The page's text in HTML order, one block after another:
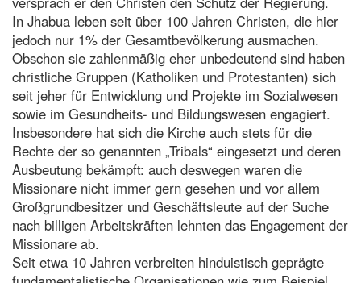
In Jhabua leben seit über 100 Jahren Christen, die hier
jedoch nur 1% der Gesamtbevölkerung ausmachen.
Obschon sie zahlenmäßig eher unbedeutend sind haben
christliche Gruppen (Katholiken und Protestanten) sich
seit jeher für Entwicklung und Projekte im Sozialwesen
sowie im Gesundheits- und Bildungswesen engagiert.
Insbesondere hat sich die Kirche auch stets für die
Rechte der so genannten „Tribals“ eingesetzt und deren
Ausbeutung bekämpft: auch deswegen waren die
Missionare nicht immer gern gesehen und vor allem
Großgrundbesitzer und Geschäftsleute auf der Suche
nach billigen Arbeitskräften lehnten das Engagement der
Missionare ab.
Seit etwa 10 Jahren verbreiten hinduistisch geprägte